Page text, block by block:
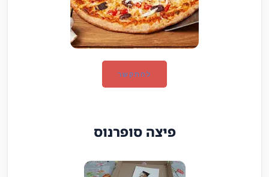
להתקשר
פיצה סופרנוס